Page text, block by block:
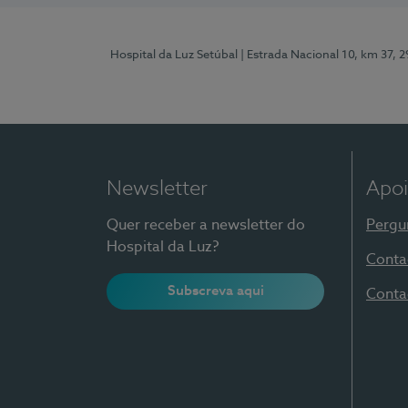
Hospital da Luz Setúbal | Estrada Nacional 10, km 37,
Newsletter
Quer receber a newsletter do
Hospital da Luz?
Subscreva aqui